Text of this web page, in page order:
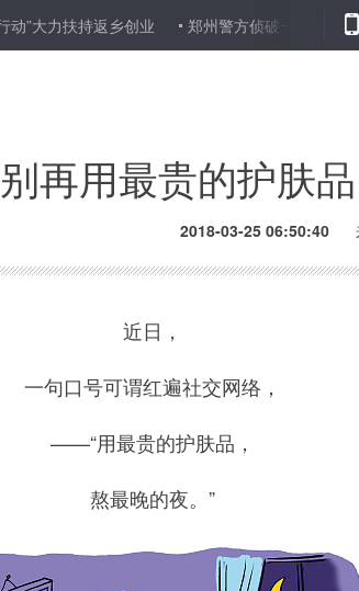
持返乡创业 郑州警方侦破一生产销售伪劣红
别再用最贵的护肤
2018-03-25 06:50:40
近日，
一句口号可谓红遍社交网络，
——“用最贵的护肤品，
熬最晚的夜。”